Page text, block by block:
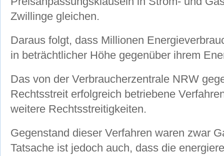
Zwillinge gleichen.
Daraus folgt, dass Millionen
in beträchtlicher Höhe gegenüber ihrem
Das von der Verbraucherzentrale NRW
Rechtsstreit erfolgreich betriebene
weitere Rechtsstreitigkeiten.
Gegenstand dieser Verfahren waren zwar
Tatsache ist jedoch auch, dass die